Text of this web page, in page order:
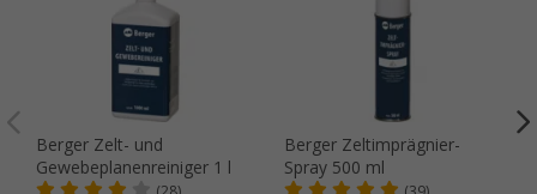
Berger Zelt- und
Gewebeplanenreiniger 1 l
Berger Zeltimprägnier-
Spray 500 ml